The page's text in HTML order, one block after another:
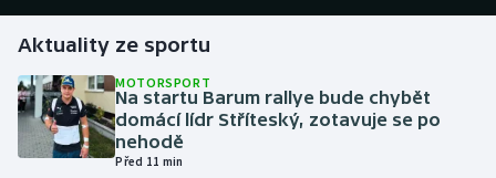
Golf
Gymnastika
Házená
Aktuality ze sportu
MOTORSPORT
Na startu Barum rallye bude chybět
domácí lídr Stříteský, zotavuje se po
nehodě
Před 11 min